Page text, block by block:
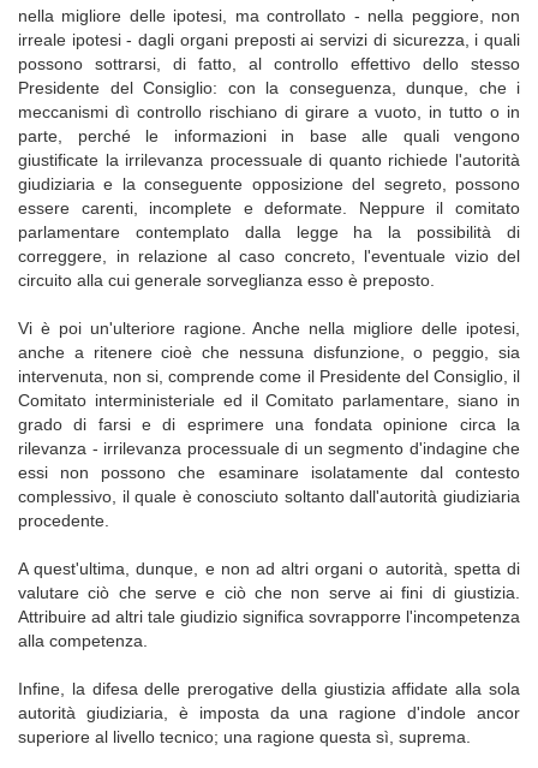
nella migliore delle ipotesi, ma controllato - nella peggiore, non
irreale ipotesi - dagli organi preposti ai servizi di sicurezza, i quali
possono sottrarsi, di fatto, al controllo effettivo dello stesso
Presidente del Consiglio: con la conseguenza, dunque, che i
meccanismi dì controllo rischiano di girare a vuoto, in tutto o in
parte, perché le informazioni in base alle quali vengono
giustificate la irrilevanza processuale di quanto richiede l'autorità
giudiziaria e la conseguente opposizione del segreto, possono
essere carenti, incomplete e deformate. Neppure il comitato
parlamentare contemplato dalla legge ha la possibilità di
correggere, in relazione al caso concreto, l'eventuale vizio del
circuito alla cui generale sorveglianza esso è preposto.
Vi è poi un'ulteriore ragione. Anche nella migliore delle ipotesi,
anche a ritenere cioè che nessuna disfunzione, o peggio, sia
intervenuta, non si, comprende come il Presidente del Consiglio, il
Comitato interministeriale ed il Comitato parlamentare, siano in
grado di farsi e di esprimere una fondata opinione circa la
rilevanza - irrilevanza processuale di un segmento d'indagine che
essi non possono che esaminare isolatamente dal contesto
complessivo, il quale è conosciuto soltanto dall'autorità giudiziaria
procedente.
A quest'ultima, dunque, e non ad altri organi o autorità, spetta di
valutare ciò che serve e ciò che non serve ai fini di giustizia.
Attribuire ad altri tale giudizio significa sovrapporre l'incompetenza
alla competenza.
Infine, la difesa delle prerogative della giustizia affidate alla sola
autorità giudiziaria, è imposta da una ragione d'indole ancor
superiore al livello tecnico; una ragione questa sì, suprema.